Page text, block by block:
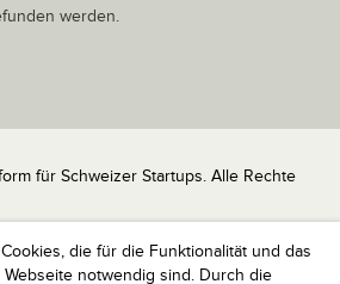
die für die Funktionalität und das
notwendig sind. Durch die
werden.
für Schweizer Startups. Alle Rechte